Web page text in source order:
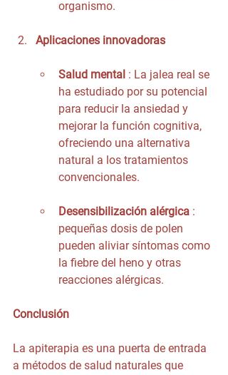
organismo.
Aplicaciones innovadoras
Salud mental : La jalea real se
ha estudiado por su potencial
para reducir la ansiedad y
mejorar la función cognitiva,
ofreciendo una alternativa
natural a los tratamientos
convencionales.
Desensibilización alérgica :
pequeñas dosis de polen
pueden aliviar síntomas como
la fiebre del heno y otras
reacciones alérgicas.
Conclusión
La apiterapia es una puerta de entrada
a métodos de salud naturales que